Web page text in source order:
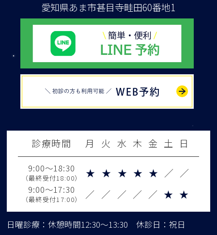
愛知県あま市甚目寺畦田60番地1
WEB予約
診療時間 月 火 水 木 金 土 日
9:00～18:30
（最終受付18:00） ★ ★ ★ ★ ★ ／ ／
9:00～17:30
（最終受付17:00） ／ ／ ／ ／ ／ ★ ★
日曜診療：休憩時間12:30～13:30 休診日：祝日